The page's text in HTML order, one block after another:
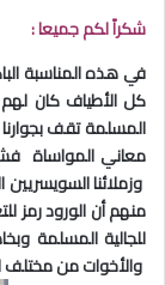
شكراً لكم جميعا :
في هذه المناسبة
كل الأطياف كان
المسلمة تقف
معاني المواساة
وزملائنا
منهم أن الورود رمز
للجالية المسلمة
والأخوات من مختلف